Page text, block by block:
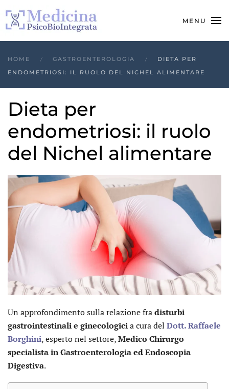
MENU
HOME GASTROENTEROLOGIA
DIETA PER
ENDOMETRIOSI: IL RUOLO DEL NICHEL ALIMENTARE
Dieta per
endometriosi: il ruolo
del Nichel alimentare
Un approfondimento sulla relazione fradisturbi
gastrointestinali e ginecologicia cura del Dott. Raffaele
Borghini, esperto nel settore,Medico Chirurgo
specialista in GastroenterologiaedEndoscopia
Digestiva.